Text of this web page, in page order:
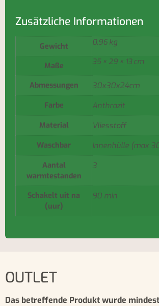
Zusätzliche Informationen
Gewicht 0,96 kg
Maße 35 × 29 × 13 cm
Abmessungen 30x30x24cm
Farbe Anthrazit
Material Vliesstoff
Waschbar Innenhülle (max
Aantal
warmtestanden
3
Schakelt uit na
(uur)
90 min
OUTLET
Das betreffende Produkt wurde